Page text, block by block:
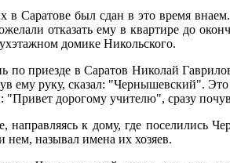
в Саратове был сдан в это время
отказать ему в квартире до
домике Никольского.
по приезде в Саратов Николай
ему руку, сказал: "Чернышевский".
"Привет дорогому учителю", сразу
к дому, где поселились
называл имена их хозяев.